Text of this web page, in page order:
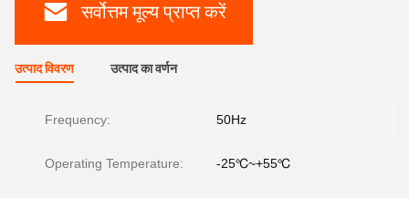
सर्वोत्तम मूल्य प्राप्त करें
उत्पाद विवरण उत्पाद का वर्णन
Frequency: 50Hz
Operating Temperature: -25℃~+55℃